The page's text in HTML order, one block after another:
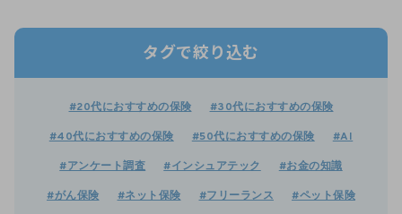
タグで絞り込む
#20代におすすめの保険 #30代におすすめの保険
#40代におすすめの保険 #50代におすすめの保険 #AI
#アンケート調査 #インシュアテック #お金の知識
#がん保険 #ネット保険 #フリーランス #ペット保険